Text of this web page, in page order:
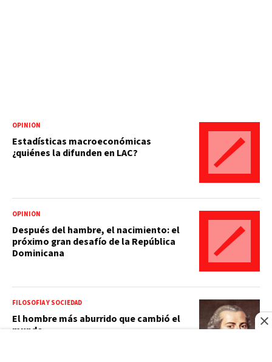
OPINIÓN
Estadísticas macroeconómicas
¿quiénes la difunden en LAC?
OPINIÓN
Después del hambre, el nacimiento: el
próximo gran desafío de la República
Dominicana
FILOSOFÍA Y SOCIEDAD
El hombre más aburrido que cambió el
mundo